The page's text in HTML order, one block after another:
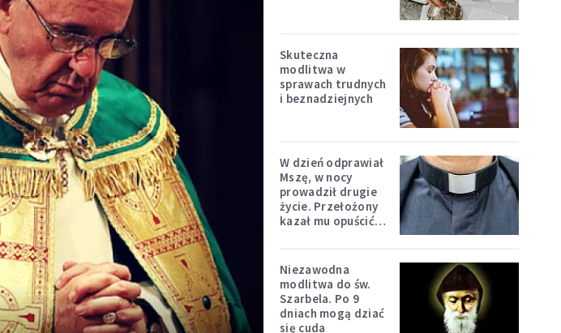
Skuteczna
modlitwa w
sprawach trudnych
i beznadziejnych
W dzień odprawiał
Mszę, w nocy
prowadził drugie
życie. Przełożony
kazał mu opuścić
Niezawodna
modlitwa do św.
Szarbela. Po 9
dniach mogą dziać
się cuda